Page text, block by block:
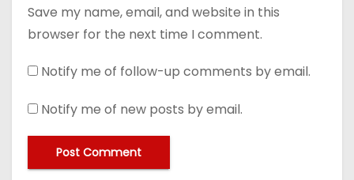
Save my name, email, and website in this
browser for the next time I comment.
Notify me of follow-up comments by email.
Notify me of new posts by email.